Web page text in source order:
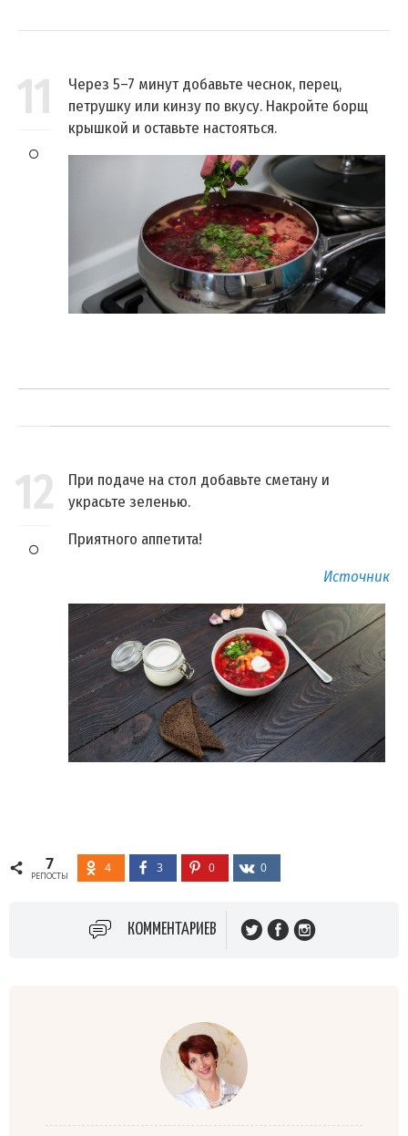
11
Через 5–7 минут добавьте чеснок, перец,
петрушку или кинзу по вкусу. Накройте борщ
крышкой и оставьте настояться.
12
При подаче на стол добавьте сметану и
украсьте зеленью.
Приятного аппетита!
Источник
7
РЕПОСТЫ
4 3 0 0
КОММЕНТАРИЕВ